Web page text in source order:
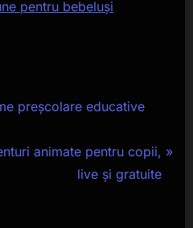
pentru bebeluși
preșcolare educative
animate pentru copii,
live și gratuite